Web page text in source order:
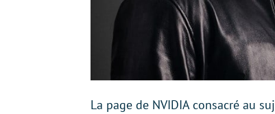
La page de NVIDIA consacré au